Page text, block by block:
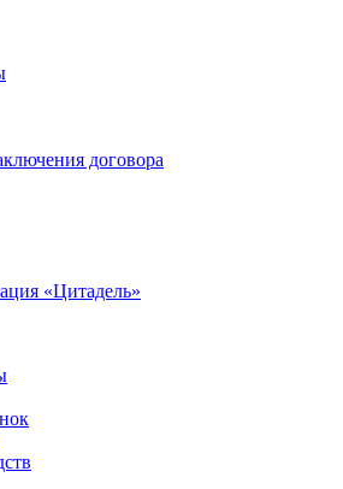
договора